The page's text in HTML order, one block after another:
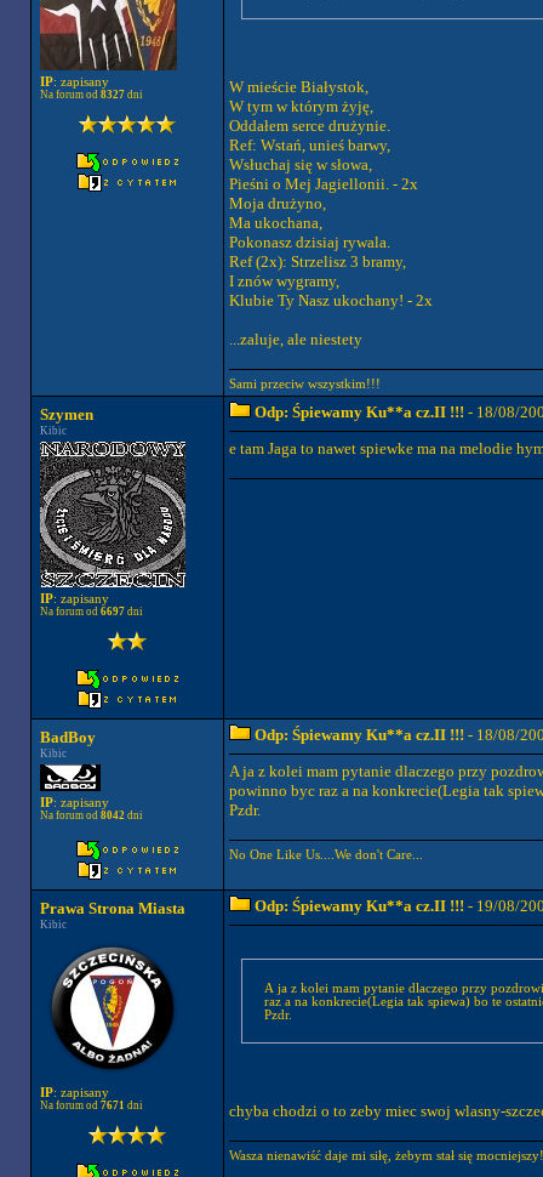
IP: zapisany
Na forum od 8327dni
W mieście Białystok,
W tym w którym żyję,
Oddałem serce drużynie.
Ref: Wstań, unieś barwy,
Wsłuchaj się w słowa,
Pieśni o Mej Jagiellonii. - 2x
Moja drużyno,
Ma ukochana,
Pokonasz dzisiaj rywala.
Ref (2x): Strzelisz 3 bramy,
I znów wygramy,
Klubie Ty Nasz ukochany! - 2x
...zaluje, ale niestety
Sami przeciw wszystkim!!!
Szymen
Kibic
IP: zapisany
Na forum od 6697dni
Odp: Śpiewamy Ku**a cz.II !!! - 18/08/
e tam Jaga to nawet spiewke ma na melodie
BadBoy
Kibic
IP: zapisany
Na forum od 8042dni
Odp: Śpiewamy Ku**a cz.II !!! - 18/08/
A ja z kolei mam pytanie dlaczego przy
powinno byc raz a na konkrecie(Legia tak
Pzdr.
No One Like Us....We don't Care...
Prawa Strona Miasta
Kibic
IP: zapisany
Na forum od 7671 dni
Odp: Śpiewamy Ku**a cz.II !!! - 19/08/
A ja z kolei mam pytanie dlaczego przy
raz a na konkrecie(Legia tak spiewa) bo te
Pzdr.
chyba chodzi o to zeby miec swoj wlasny-
Wasza nienawiść daje mi siłę, żebym stał się